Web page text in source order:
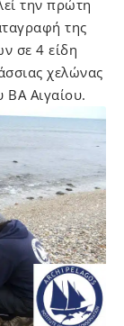
την πρώτη
της
σε 4 είδη
χελώνας
ΒΑ Aιγαίου.